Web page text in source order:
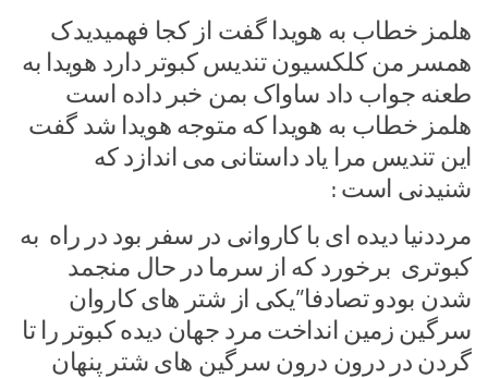
هلمز خطاب به هویدا گفت از کجا فهمیدیدک
همسر من کلکسیون تندیس کبوتر دارد هویدا به
طعنه جواب داد ساواک بمن خبر داده است
هلمز خطاب به هویدا که متوجه هویدا شد گفت
این تندیس مرا یاد داستانی می اندازد که
شنیدنی است :
مرددنیا دیده ای با کاروانی در سفر بود در راه به
کبوتری برخورد که از سرما در حال منجمد
شدن بودو تصادفا”یکی از شتر های کاروان
سرگین زمین انداخت مرد جهان دیده کبوتر را تا
گردن در درون درون سرگین های شتر پنهان